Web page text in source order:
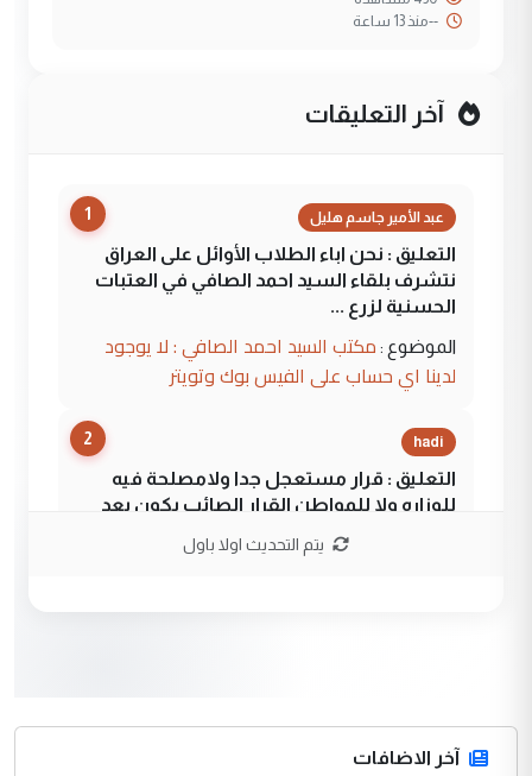
--منذ 13 ساعة
آخر التعليقات
1 عبد الأمير جاسم هليل
التعليق : نحن اباء الطلاب الأوائل على العراق
نتشرف بلقاء السيد احمد الصافي في العتبات
الحسنية لزرع ...
الموضوع : مكتب السيد احمد الصافي : لا يوجود
لدينا اي حساب على الفيس بوك وتويتر
2 hadi
التعليق : قرار مستعجل جدا ولامصلحة فيه
للوزاره ولا للمواطن القرار الصائب يكون بعد
جنسية الرافد الثالث للعراق ومن اصول عريقة
ابا فرات ...
يتم التحديث اولا باول
آخر الاضافات